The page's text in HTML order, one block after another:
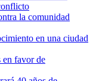
la comunidad
en una ciudad
en favor de